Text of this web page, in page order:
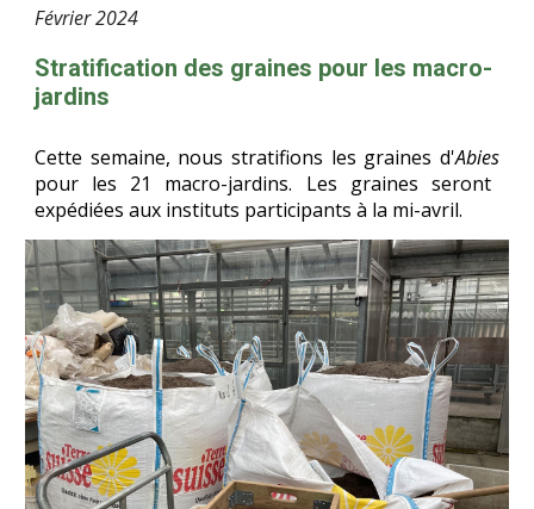
Février2024
Stratification des graines pour les macro-
jardins
Cette semaine, nous stratifions les graines d'Abies
pour les 21 macro-jardins. Les graines seront
expédiées aux instituts participants à la mi-avril.